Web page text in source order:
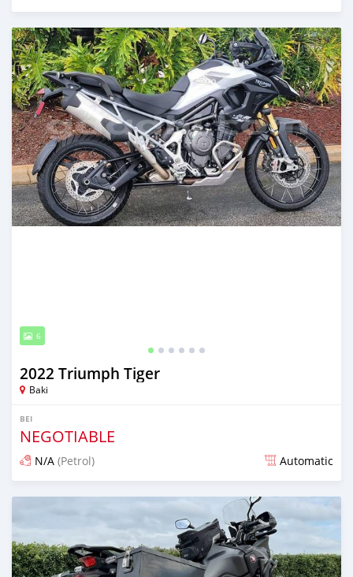
Ilitangazwa zaidi ya miaka 3 iliopita
6
2022 Triumph Tiger
Baki
BEI
NEGOTIABLE
N/A (Petrol) Automatic
Ilitangazwa zaidi ya miaka 3 iliopita